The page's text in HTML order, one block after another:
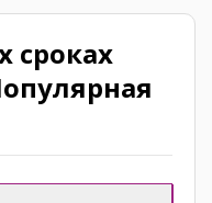
сроках